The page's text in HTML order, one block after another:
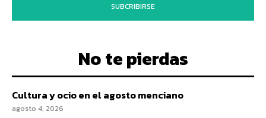
SUBCRIBIRSE
No te pierdas
Cultura y ocio en el agosto menciano
agosto 4, 2026